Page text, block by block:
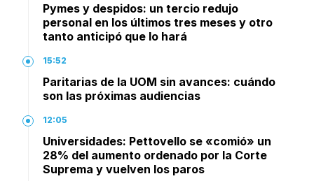
Pymes y despidos: un tercio redujo
personal en los últimos tres meses y otro
tanto anticipó que lo hará
15:52
Paritarias de la UOM sin avances: cuándo
son las próximas audiencias
12:05
Universidades: Pettovello se «comió» un
28% del aumento ordenado por la Corte
Suprema y vuelven los paros